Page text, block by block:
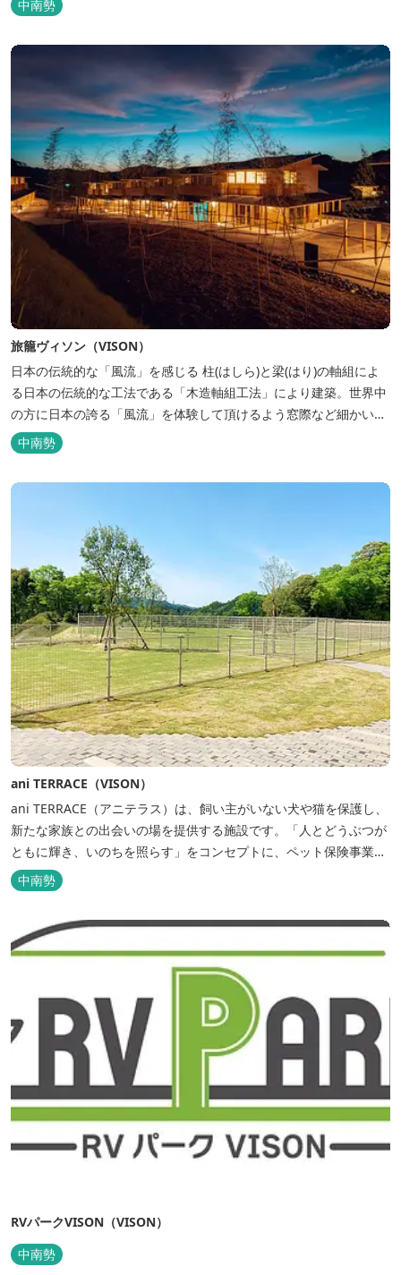
中南勢
旅籠ヴィソン（VISON）
日本の伝統的な「風流」を感じる 柱(はしら)と梁(はり)の軸組によ
る日本の伝統的な工法である「木造軸組工法」により建築。世界中
の方に日本の誇る「風流」を体験して頂けるよう窓際など細かいデ
ィテールにこだわりました。4棟から成る旅籠棟では各棟1階に入居
するテナントプロデュースにより洗練された世界観を各客室でお楽
しみいただけ...
中南勢
ani TERRACE（VISON）
ani TERRACE（アニテラス）は、飼い主がいない犬や猫を保護し、
新たな家族との出会いの場を提供する施設です。「人とどうぶつが
ともに輝き、いのちを照らす」をコンセプトに、ペット保険事業を
行うアニコムグループが運営します。また、本施設では、飼い主様
と一緒にVISONへ訪れたペットを一時的にお預かりするペットホテ
ルをご用意しているほか、広々...
中南勢
RVパークVISON（VISON）
中南勢